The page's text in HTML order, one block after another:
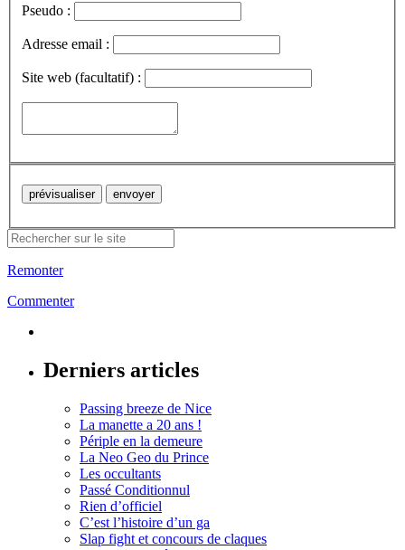
Pseudo :
Adresse email :
Site web (facultatif) :
Remonter
Commenter
Derniers articles
Passing breeze de Nice
La manette a 20 ans !
Périple en la demeure
La Neo Geo du Prince
Les occultants
Passé Conditionnul
Rien d’officiel
C’est l’histoire d’un ga
Slap fight et concours de claques